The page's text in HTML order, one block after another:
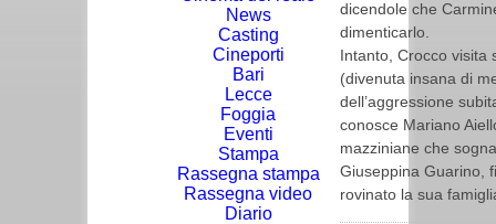
News
Casting
Cineporti
Bari
Lecce
Foggia
Eventi
Stampa
Rassegna stampa
Rassegna video
Diario
dicendole che
dimenticarlo.
Intanto, Crocco visita
(divenuta insana di
dell’aggressione
conosce Mariano
mazziniane che
Giuseppina Guarino,
rovinato la sua